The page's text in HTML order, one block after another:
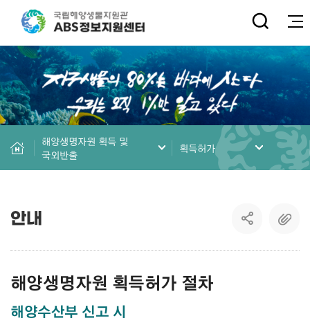
안내
해양생명자원 획득 및
국외반출
획득허가
해양생명자원 획득허가 절차
해양수산부 신고 시